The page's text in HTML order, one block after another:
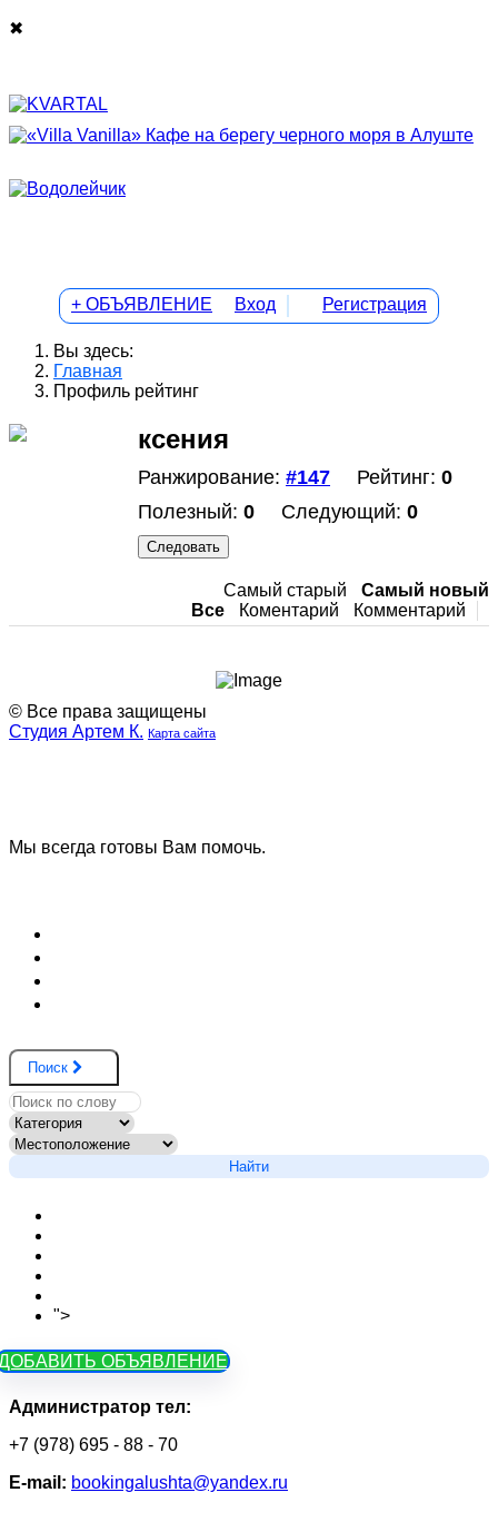
✖
+ ОБЪЯВЛЕНИЕ Вход Регистрация
Вы здесь:
Главная
Профиль рейтинг
ксения
Ранжирование: #147 Рейтинг: 0
Полезный: 0 Следующий: 0
Следовать
Самый старый
Самый новый
Все
Коментарий Комментарий
© Все права защищены
Студия Артем К. Карта сайта
Мы всегда готовы Вам помочь.
Поиск
Найти
">
ОБЪЯВЛЕНИЕ
Администратор тел:
+7 (978) 695 - 88 - 70
Е-mail: bookingalushta@yandex.ru